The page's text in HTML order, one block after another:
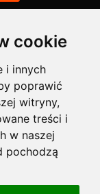
cookie
i innych
poprawić
witryny,
treści i
w naszej
pochodzą
miasta zaczęła
a od XV wieku
w XV wieku